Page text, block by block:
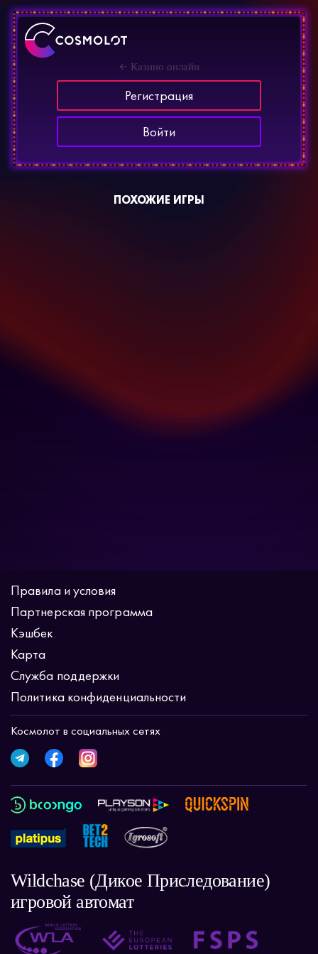
Казино онлайн
Регистрация
Войти
ПОХОЖИЕ ИГРЫ
Правила и условия
Партнерская программа
Кэшбек
Карта
Служба поддержки
Политика конфиденциальности
Космолот в социальных сетях
Wildchase (Дикое Приследование)
игровой автомат